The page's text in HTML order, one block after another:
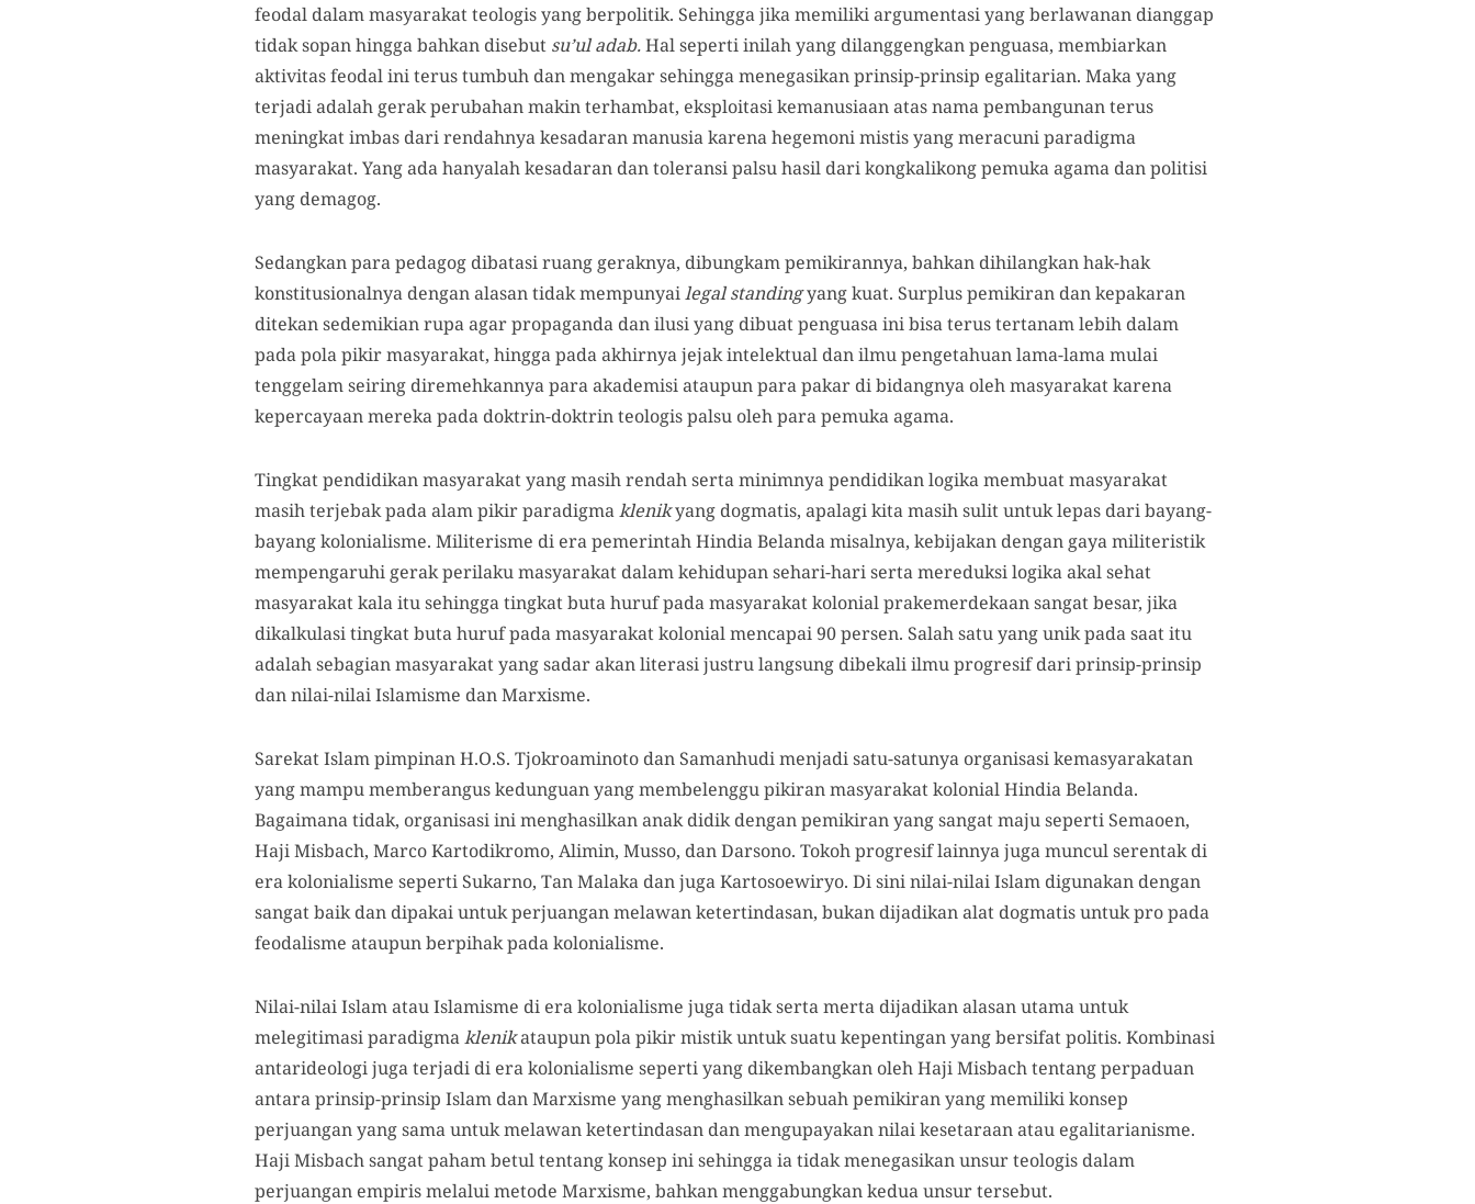
feodal dalam masyarakat teologis yang berpolitik. Sehingga jika memiliki argumentasi yang berlawanan dianggap
tidak sopan hingga bahkan disebut su’ul adab.Hal seperti inilah yang dilanggengkan penguasa, membiarkan
aktivitas feodal ini terus tumbuh dan mengakar sehingga menegasikan prinsip-prinsip egalitarian. Maka yang
terjadi adalah gerak perubahan makin terhambat, eksploitasi kemanusiaan atas nama pembangunan terus
meningkat imbas dari rendahnya kesadaran manusia karena hegemoni mistis yang meracuni paradigma
masyarakat. Yang ada hanyalah kesadaran dan toleransi palsu hasil dari kongkalikong pemuka agama dan politisi
yang demagog.
Sedangkan para pedagog dibatasi ruang geraknya, dibungkam pemikirannya, bahkan dihilangkan hak-hak
konstitusionalnya dengan alasan tidak mempunyailegal standingyang kuat. Surplus pemikiran dan kepakaran
ditekan sedemikian rupa agar propaganda dan ilusi yang dibuat penguasa ini bisa terus tertanam lebih dalam
pada pola pikir masyarakat, hingga pada akhirnya jejak intelektual dan ilmu pengetahuan lama-lama mulai
tenggelam seiring diremehkannya para akademisi ataupun para pakar di bidangnya oleh masyarakat karena
kepercayaan mereka pada doktrin-doktrin teologis palsu oleh para pemuka agama.
Tingkat pendidikan masyarakat yang masih rendah serta minimnya pendidikan logika membuat masyarakat
masih terjebak pada alam pikir paradigmaklenikyang dogmatis, apalagi kita masih sulit untuk lepas dari bayang-
bayang kolonialisme. Militerisme di era pemerintah Hindia Belanda misalnya, kebijakan dengan gaya militeristik
mempengaruhi gerak perilaku masyarakat dalam kehidupan sehari-hari serta mereduksi logika akal sehat
masyarakat kala itu sehingga tingkat buta huruf pada masyarakat kolonial prakemerdekaan sangat besar, jika
dikalkulasi tingkat buta huruf pada masyarakat kolonial mencapai 90 persen. Salah satu yang unik pada saat itu
adalah sebagian masyarakat yang sadar akan literasi justru langsung dibekali ilmu progresif dari prinsip-prinsip
dan nilai-nilai Islamisme dan Marxisme.
Sarekat Islam pimpinan H.O.S. Tjokroaminoto dan Samanhudi menjadi satu-satunya organisasi kemasyarakatan
yang mampu memberangus kedunguan yang membelenggu pikiran masyarakat kolonial Hindia Belanda.
Bagaimana tidak, organisasi ini menghasilkan anak didik dengan pemikiran yang sangat maju seperti Semaoen,
Haji Misbach, Marco Kartodikromo, Alimin, Musso, dan Darsono. Tokoh progresif lainnya juga muncul serentak di
era kolonialisme seperti Sukarno, Tan Malaka dan juga Kartosoewiryo. Di sini nilai-nilai Islam digunakan dengan
sangat baik dan dipakai untuk perjuangan melawan ketertindasan, bukan dijadikan alat dogmatis untuk pro pada
feodalisme ataupun berpihak pada kolonialisme.
Nilai-nilai Islam atau Islamisme di era kolonialisme juga tidak serta merta dijadikan alasan utama untuk
melegitimasi paradigmaklenikataupun pola pikir mistik untuk suatu kepentingan yang bersifat politis. Kombinasi
antarideologi juga terjadi di era kolonialisme seperti yang dikembangkan oleh Haji Misbach tentang perpaduan
antara prinsip-prinsip Islam dan Marxisme yang menghasilkan sebuah pemikiran yang memiliki konsep
perjuangan yang sama untuk melawan ketertindasan dan mengupayakan nilai kesetaraan atau egalitarianisme.
Haji Misbach sangat paham betul tentang konsep ini sehingga ia tidak menegasikan unsur teologis dalam
perjuangan empiris melalui metode Marxisme, bahkan menggabungkan kedua unsur tersebut.